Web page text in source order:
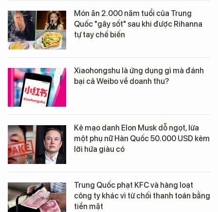
Món ăn 2.000 năm tuổi của Trung
Quốc "gây sốt" sau khi được Rihanna
tự tay chế biến
Xiaohongshu là ứng dụng gì mà đánh
bại cả Weibo về doanh thu?
Kẻ mạo danh Elon Musk dỗ ngọt, lừa
một phụ nữ Hàn Quốc 50.000 USD kèm
lời hứa giàu có
Trung Quốc phạt KFC và hàng loạt
công ty khác vì từ chối thanh toán bằng
tiền mặt